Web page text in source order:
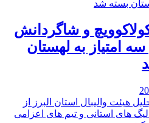
و شاگردانش
سه امتیاز به لهستان